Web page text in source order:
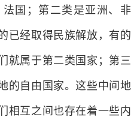
国；第二类是亚洲、非
已经取得民族解放，有的
就属于第二类国家；第三
的自由国家。这些中间地
相互之间也存在着一些内